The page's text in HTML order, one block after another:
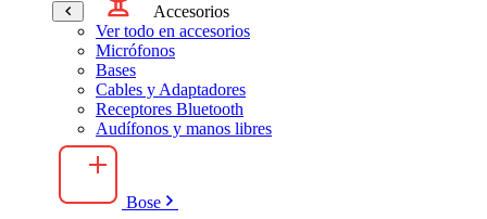
Accesorios
Ver todo en accesorios
Micrófonos
Bases
Cables y Adaptadores
Receptores Bluetooth
Audífonos y manos libres
Bose